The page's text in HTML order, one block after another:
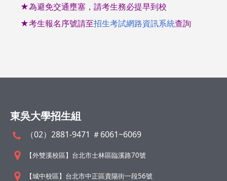
★為避免交通壅塞，請考生務必提早到校
★考生報名序號請至招生考試網路資訊系統查詢
東吳大學招生組
（02）2881-9471 ＃6061~6069
【外雙溪校區】台北市士林區臨溪路70號
【城中校區】台北市中正區貴陽街一段56號